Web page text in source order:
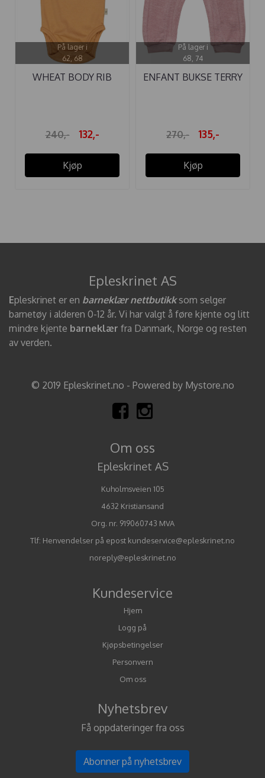
På lager i
62, 68
WHEAT BODY RIB
240,- 132,-
Kjøp
På lager i
68, 74
ENFANT BUKSE TERRY
270,- 135,-
Kjøp
Epleskrinet AS
Epleskrinet er en barneklær nettbutikksom selger
barnetøy i alderen 0-12 år. Vi har valgt å føre kjente og litt
mindre kjente barneklær fra Danmark, Norge og resten
av verden.
© 2019 Epleskrinet.no - Powered by Mystore.no
Om oss
Epleskrinet AS
Kuholmsveien 105
4632 Kristiansand
Org. nr. 919060743 MVA
Tlf: Henvendelser på epost kundeservice@epleskrinet.no
noreply@epleskrinet.no
Kundeservice
Hjem
Logg på
Kjøpsbetingelser
Personvern
Om oss
Nyhetsbrev
Få oppdateringer fra oss
Abonner på nyhetsbrev